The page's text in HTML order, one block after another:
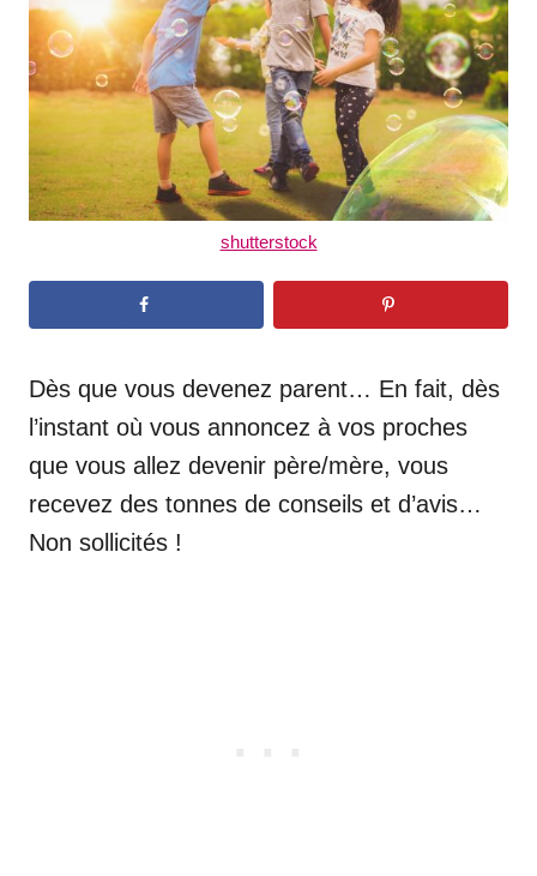
n
shutterstock
Dès que vous devenez parent… En fait, dès
l’instant où vous annoncez à vos proches
que vous allez devenir père/mère, vous
recevez des tonnes de conseils et d’avis…
Non sollicités !